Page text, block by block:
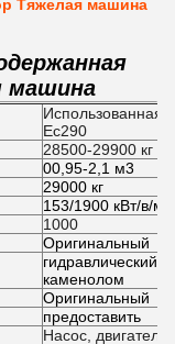
Тяжелая машина
машина
Использованная
Ec290
28500-29900 кг
00,95-2,1 м3
29000 кг
153/1900 кВт/в/
1000
Оригинальный
гидравлический
каменолом
Оригинальный
предоставить
Насос,